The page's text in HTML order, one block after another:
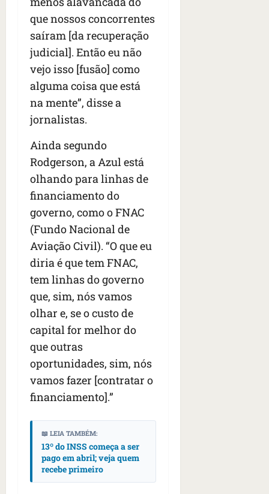
que nossos concorrentes
saíram [da recuperação
judicial]. Então eu não
vejo isso [fusão] como
alguma coisa que está
na mente”, disse a
jornalistas.
Ainda segundo
Rodgerson, a Azul está
olhando para linhas de
financiamento do
governo, como o FNAC
(Fundo Nacional de
Aviação Civil). “O que eu
diria é que tem FNAC,
tem linhas do governo
que, sim, nós vamos
olhar e, se o custo de
capital for melhor do
que outras
oportunidades, sim, nós
vamos fazer [contratar o
financiamento].”
📖 LEIA TAMBÉM:
13º do INSS começa a ser
pago em abril; veja quem
recebe primeiro